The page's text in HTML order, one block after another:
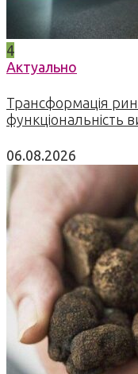
4
Актуально
Трансформація
функціональність
06.08.2026